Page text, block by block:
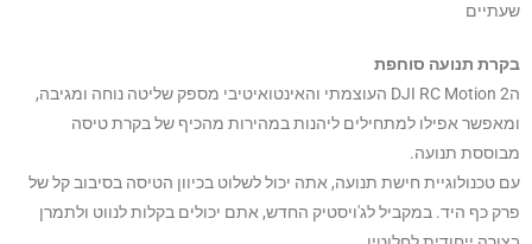
שעתיים
בקרת תנועה סוחפת
הDJI RC Motion 2 העוצמתי והאינטואיטיבי מספק שליטה נוחה ומגיבה,
ומאפשר אפילו למתחילים ליהנות במהירות מהכיף של בקרת טיסה
מבוססת תנועה.
עם טכנולוגיית חישת תנועה, אתה יכול לשלוט בכיוון הטיסה בסיבוב קל של
פרק כף היד. במקביל לג'ויסטיק החדש, אתם יכולים בקלות לנווט ולתמרן